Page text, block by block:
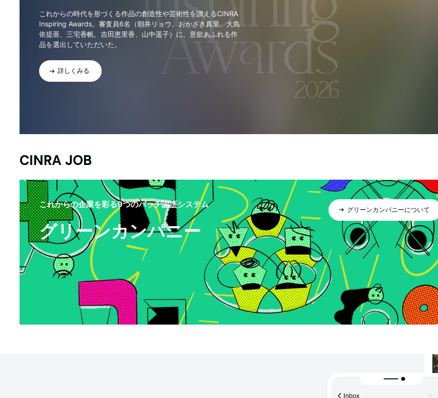
これからの時代を形づくる作品の創造性や芸術性を讃えるCINRA
Inspiring Awards。審査員6名（朝井リョウ、おかざき真里、大島
依提亜、三宅香帆、吉田恵里香、山中遥子）に、意欲あふれる作
品を選出していただいた。
詳しくみる
CINRA JOB
これからの企業を彩る9つのバッヂ認証システム
グリーンカンパニー
グリーンカンパニーについて